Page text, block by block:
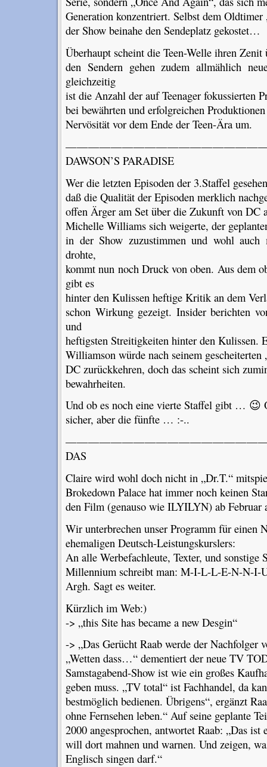
Generation konzentriert. Selbst dem
der Show beinahe den Sendeplatz gekostet…
Überhaupt scheint die Teen-Welle ihren Zenit
den Sendern gehen zudem allmählich
gleichzeitig
ist die Anzahl der auf Teenager fokussierten
bei bewährten und erfolgreichen
Nervösität vor dem Ende der Teen-Ära um.
DAWSON’S PARADISE
Wer die letzten Episoden der 3.Staffel
daß die Qualität der Episoden merklich
offen Ärger am Set über die Zukunft von DC
Michelle Williams sich weigerte, der
in der Show zuzustimmen und wohl
drohte,
kommt nun noch Druck von oben. Aus dem
gibt es
hinter den Kulissen heftige Kritik an dem
schon Wirkung gezeigt. Insider berichten
und
heftigsten Streitigkeiten hinter den Kulissen.
Williamson würde nach seinem gescheiterten
DC zurückkehren, doch das scheint sich
bewahrheiten.
Und ob es noch eine vierte Staffel gibt … 😉
sicher, aber die fünfte … :-..
DAS
Claire wird wohl doch nicht in „Dr.T.“
Brokedown Palace hat immer noch keinen
den Film (genauso wie ILYILYN) ab
Wir unterbrechen unser Programm für einen
ehemaligen Deutsch-Leistungskurslers:
An alle Werbefachleute, Texter, und sonstige
Millennium schreibt man: M-I-L-L-E-N-N-I-
Argh. Sagt es weiter.
Kürzlich im Web:)
-> „this Site has became a new Desgin“
-> „Das Gerücht Raab werde der Nachfolger
„Wetten dass…“ dementiert der neue TV
Samstagabend-Show ist wie ein großes
geben muss. „TV total“ ist Fachhandel, da
bestmöglich bedienen. Übrigens“, ergänzt
ohne Fernsehen leben.“ Auf seine geplante
2000 angesprochen, antwortet Raab: „Das ist
will dort mahnen und warnen. Und zeigen,
Englisch singen darf.“